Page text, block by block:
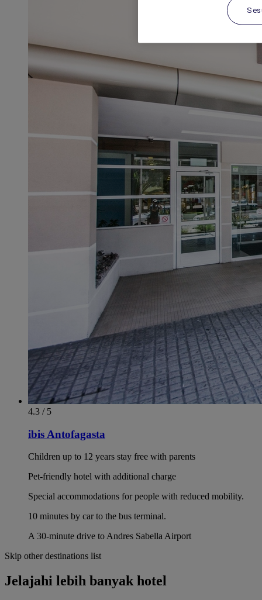
4.3 / 5
ibis Antofagasta
Children up to 12 years stay free with parents
Pet-friendly hotel with additional charge
Special accommodations for people with reduced mobility.
10 minutes by car to the bus terminal.
A 30-minute drive to Andres Sabella Airport
Skip other destinations list
Jelajahi lebih banyak hotel